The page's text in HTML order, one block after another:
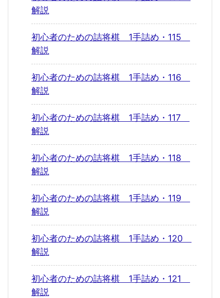
解説
初心者のための詰将棋 1手詰め・115
解説
初心者のための詰将棋 1手詰め・116
解説
初心者のための詰将棋 1手詰め・117
解説
初心者のための詰将棋 1手詰め・118
解説
初心者のための詰将棋 1手詰め・119
解説
初心者のための詰将棋 1手詰め・120
解説
初心者のための詰将棋 1手詰め・121
解説